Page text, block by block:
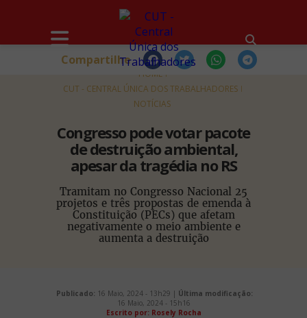
HOME
CUT - CENTRAL ÚNICA DOS TRABALHADORES
NOTÍCIAS
Congresso pode votar pacote
de destruição ambiental,
apesar da tragédia no RS
Tramitam no Congresso Nacional 25
projetos e três propostas de emenda à
Constituição (PECs) que afetam
negativamente o meio ambiente e
aumenta a destruição
Compartilhe
Publicado: 16 Maio, 2024 - 13h29 | Última modificação:
16 Maio, 2024 - 15h16
Escrito por: Rosely Rocha